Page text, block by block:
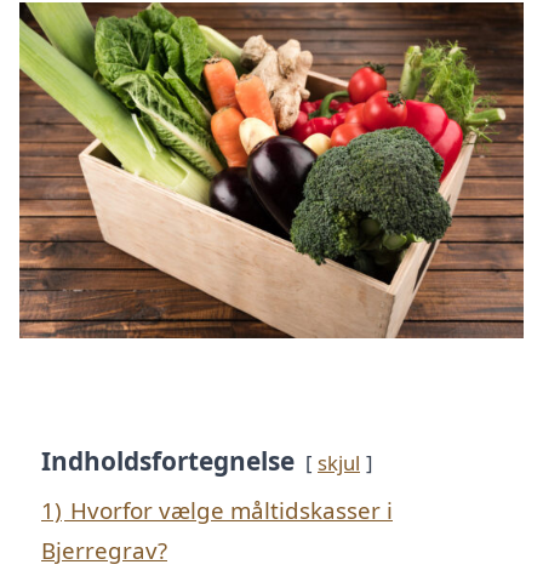
Indholdsfortegnelse skjul
1) Hvorfor vælge måltidskasser i
Bjerregrav?